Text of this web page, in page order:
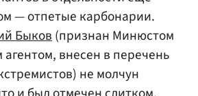
— отпетые карбонарии.
Быков(признан Минюстом
внесен в перечень
не молчун